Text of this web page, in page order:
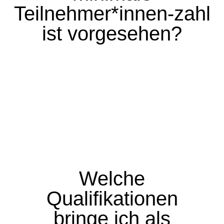
Teilnehmer*innen-zahl
ist vorgesehen?
Welche
Qualifikationen
bringe ich als
anerkannten Schauspielerin mit
umfassender Erfahrung im Kinder-
und Jugendtheater sowie einem
Bachelor in Kindheitspädagogik.